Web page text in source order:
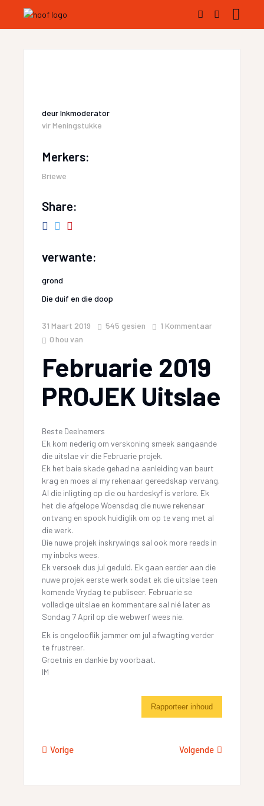
deurInkmoderator
vir Meningstukke
Merkers:
Briewe
Share:
verwante:
grond
Die duif en die doop
31 Maart 2019 545 gesien
1 Kommentaar
0 hou van
Februarie 2019
PROJEK Uitslae
Beste Deelnemers
Ek kom nederig om verskoning smeek aangaande
die uitslae vir die Februarie projek.
Ek het baie skade gehad na aanleiding van beurt
krag en moes al my rekenaar gereedskap vervang.
Al die inligting op die ou hardeskyf is verlore. Ek
het die afgelope Woensdag die nuwe rekenaar
ontvang en spook huidiglik om op te vang met al
die werk.
Die nuwe projek inskrywings sal ook more reeds in
my inboks wees.
Ek versoek dus jul geduld. Ek gaan eerder aan die
nuwe projek eerste werk sodat ek die uitslae teen
komende Vrydag te publiseer. Februarie se
volledige uitslae en kommentare sal nié later as
Sondag 7 April op die webwerf wees nie.
Ek is ongelooflik jammer om jul afwagting verder
te frustreer.
Groetnis en dankie by voorbaat.
IM
Rapporteer inhoud
Vorige Volgende